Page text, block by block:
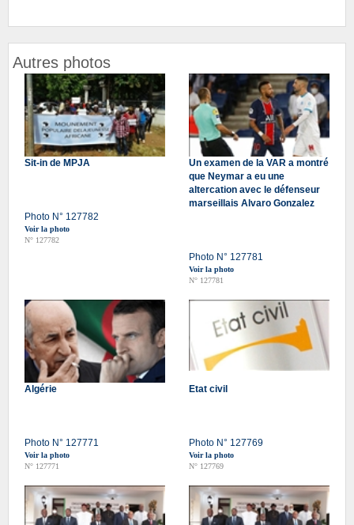
Autres photos
Sit-in de MPJA
Photo N° 127782
Voir la photo
N° 127782
Un examen de la VAR a montré
que Neymar a eu une
altercation avec le défenseur
marseillais Alvaro Gonzalez
Photo N° 127781
Voir la photo
N° 127781
Algérie
Photo N° 127771
Voir la photo
N° 127771
Etat civil
Photo N° 127769
Voir la photo
N° 127769